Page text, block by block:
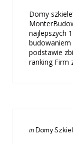
Domy
najlepszych
podstawie
ranking Firm
Categories
Posted
inDomy